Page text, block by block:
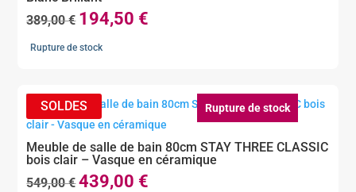
389,00€ Le
prix
389,00 €.
194,50 €
194,50 €.
Rupture de stock
Rupture de stock
Meuble de salle de bain 80cm STAY THREE CLASSIC
bois clair – Vasque en céramique
549,00€Le
439,00 €